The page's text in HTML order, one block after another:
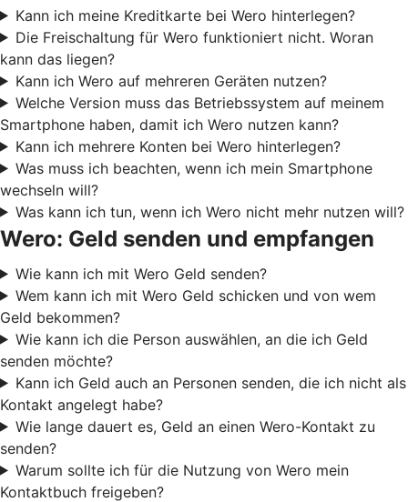
Kann ich meine Kreditkarte bei Wero hinterlegen?
Die Freischaltung für Wero funktioniert nicht. Woran
kann das liegen?
Kann ich Wero auf mehreren Geräten nutzen?
Welche Version muss das Betriebssystem auf meinem
Smartphone haben, damit ich Wero nutzen kann?
Kann ich mehrere Konten bei Wero hinterlegen?
Was muss ich beachten, wenn ich mein Smartphone
wechseln will?
Was kann ich tun, wenn ich Wero nicht mehr nutzen will?
Wero: Geld senden und empfangen
Wie kann ich mit Wero Geld senden?
Wem kann ich mit Wero Geld schicken und von wem
Geld bekommen?
Wie kann ich die Person auswählen, an die ich Geld
senden möchte?
Kann ich Geld auch an Personen senden, die ich nicht als
Kontakt angelegt habe?
Wie lange dauert es, Geld an einen Wero-Kontakt zu
senden?
Warum sollte ich für die Nutzung von Wero mein
Kontaktbuch freigeben?